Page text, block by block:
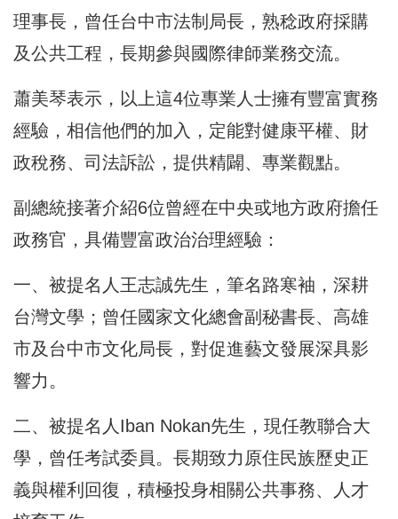
理事長，曾任台中市法制局長，熟稔政府採購
及公共工程，長期參與國際律師業務交流。
蕭美琴表示，以上這4位專業人士擁有豐富實務
經驗，相信他們的加入，定能對健康平權、財
政稅務、司法訴訟，提供精闢、專業觀點。
副總統接著介紹6位曾經在中央或地方政府擔任
政務官，具備豐富政治治理經驗：
一、被提名人王志誠先生，筆名路寒袖，深耕
台灣文學；曾任國家文化總會副秘書長、高雄
市及台中市文化局長，對促進藝文發展深具影
響力。
二、被提名人Iban Nokan先生，現任教聯合大
學，曾任考試委員。長期致力原住民族歷史正
義與權利回復，積極投身相關公共事務、人才